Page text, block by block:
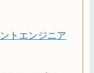
トエンジニア